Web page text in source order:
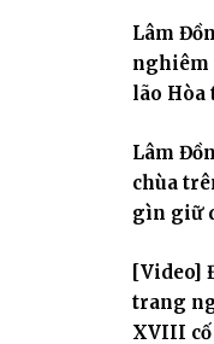
Lâm
nghiêm
lão Hòa
Lâm
chùa
gìn giữ
[Video]
trang
XVIII